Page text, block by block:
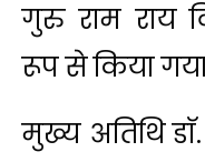
गुरु राम राय
रूप से किया
मुख्य अतिथि